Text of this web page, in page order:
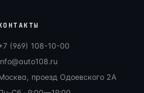
(969) 108-10-00
проезд Одоевского 2А